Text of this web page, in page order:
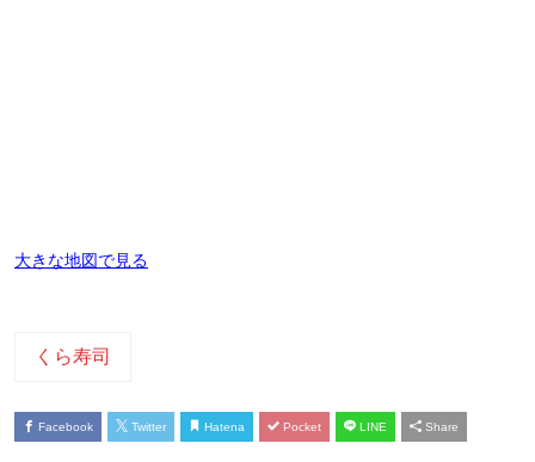
大きな地図で見る
くら寿司
Facebook Twitter Hatena Pocket LINE Share